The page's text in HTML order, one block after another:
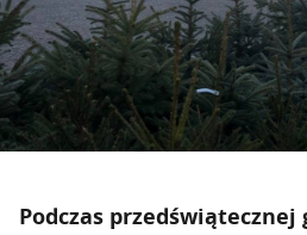
Podczas